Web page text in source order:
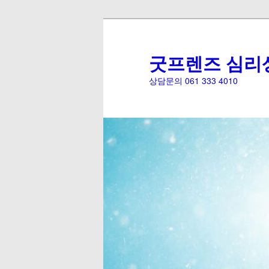
굿프렌즈 심리
상담문의 061 333 4010